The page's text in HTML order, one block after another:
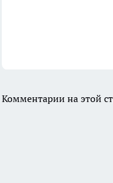
Комментарии на этой